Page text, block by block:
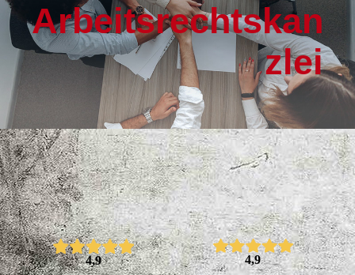
Arbeitsrechtskan
zlei
4,9
4,9